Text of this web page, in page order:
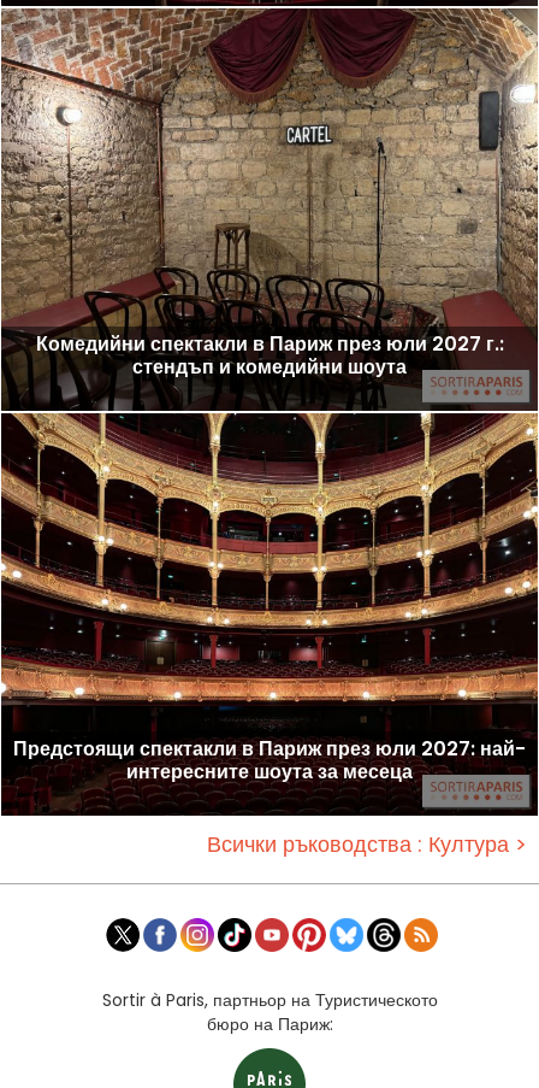
Комедийни спектакли в Париж през юли 2027 г.:
стендъп и комедийни шоута
Предстоящи спектакли в Париж през юли 2027: най-
интересните шоута за месеца
Всички ръководства : Култура >
Sortir à Paris, партньор на Туристическото
бюро на Париж: